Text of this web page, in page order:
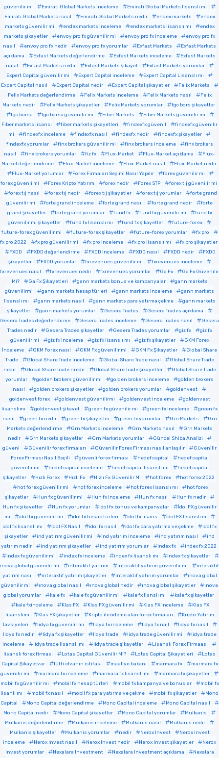
güvenilir mi Emirati Global Markets inceleme
Emirati Global Markets lisanslı mı
Emirati Global Markets nasıl
Emirati Global Markets nedir endex markets
endex
markets güvenilir mi
endex markets inceleme endex markets lisanslı mı
endex
markets şikayetler
envoy pro fx güvenilir mi envoy pro fx inceleme
envoy pro fx
nasıl
envoy pro fx nedir envoy pro fx yorumlar Exfast Markets
Exfast Markets
açıklama
Exfast Markets değerlendirme Exfast Markets inceleme
Exfast Markets
nasıl
Exfast Markets nedir Exfast Markets şikayet
Exfast Markets yorumlar
Expert Capital güvenilir mi
Expert Capital inceleme
Expert Capital Lisanslı mı
Expert Capital nasıl
Expert Capital nedir Expert Capital şikayetler
Felix Markets
Felix Markets değerlendirme
Felix Markets inceleme Felix Markets nasıl
Felix
Markets nedir
Felix Markets şikayetler Felix Markets yorumlar
fgc bors şikayetler
fgc borsa
fgc borsa güvenilir mi Fiber Markets
Fiber Markets güvenilir mi
Fiber markets lisansı
fiber markets şikayetleri findexfx güvenil
findexfx güvenilir
mi
findexfx inceleme findexfx nasıl findexfx nedir
findexfx şikayetler
findexfx yorumlar
finx brokers güvenilir mi finx brokers inceleme
finx brokers
nasıl
finx brokers yorumlar fiz fx Flux-Market Flux-Market açıklama
Flux-
Market değerlendirme
Flux-Market inceleme Flux-Market nasıl
Flux-Market nedir
Flux-Market yorumlar
Forex Firmaları Seçimi Nasıl Yapılır
forex güvenilir mi
forex güvenli mi
Forex Kripto Yatırım forex nedir Forex STP
forex tıj güvenilir mi
forex tıj nasıl
forex tıj nedir forex tıj şikayetler forex tıj yorumlar
forte grand
güvenilir mi
forte grand inceleme forte grand nasıl forte grand nedir
forte
grand şikayetler
forte grand yorumlar fund fx fund fx güvenilir mi
fund fx
güvenilir mi şikayetler
fund fx lisanslı mı fund fx şikayetler
future-forex
future-forex güvenilir mi
future-forex şikayetler future-forex yorumlar
fx pro
fx pro 2022
fx pro güvenilir mi fx pro inceleme fx pro lisanslı mı
fx pro şikayetler
FXDD
FXDD değerlendirme FXDD inceleme FXDD nasıl FXDD nedir
FXDD
şikayetler
FXDD yorumlar fxrevenues güvenilir mi
fxrevenues inceleme
fxrevenues nasıl
fxrevenues nedir fxrevenues yorumlar Ga Fx
Ga Fx Güvenilir
Mi?
Ga Fx Şikayetleri gann markets bonus ve kampanyalar
gann markets
güvenilirmi
gann markets hesap türleri gann markets inceleme
gann markets
lisanslı mı
gann markets nasıl gann markets para yatırma çekme
gann markets
şikayetler
gann markets yorumlar Gesera Trades
Gesera Trades açıklama
Gesera Trades değerlendirme
Gesera Trades inceleme Gesera Trades nasıl
Gesera
Trades nedir
Gesera Trades şikayetler Gesera Trades yorumlar giz fx
giz fx
güvenilir mi
giz fx inceleme giz fx lisanslı mı giz fx şikayetler
GKM Forex
İnceleme
GKM Forex nasıl GKM Fx güvenilir mi GKM Fx Şikayetler
Global Share
Trade
Global Share Trade inceleme Global Share Trade nasıl
Global Share Trade
nedir
Global Share Trade nredir Global Share Trade şikayetler
Global Share Trade
yorumlar
golden brokers güvenilir mi golden brokers inceleme
golden brokers
nasıl
golden brokers şikayetler golden brokers yorumlar
goldenvest
goldenvest forex
goldenvest güvenilirmi goldenvest inceleme
goldenvest
lisanslımı
goldenvest şikayet green fx güvenilir mi green fx inceleme
green fx
nasıl
green fx nedir green fx şikayetler green fx yorumlar Grn Markets
Grn
Markets değerlendirme
Grn Markets inceleme Grn Markets nasıl
Grn Markets
nedir
Grn Markets şikayetler Grn Markets yorumlar
Güncel Shiba Analizi
güveni
Güvenilir forex firmaları Güvenilir Forex Firması nasıl anlaşılır
Güvenilir
Forex Firması Nasıl Seçili
güvenli forex firması hedef capital
hedef capital
güvenilir mi
hedef capital inceleme hedef capital lisanslı mı
hedef capital
şikayetler
Hızlı Forex Hızlı Fx Hızlı Fx Güvenilir Mi hot forex
hot forex 2022
hot forex güvenilir mi
hot forex inceleme hot forex lisanslı mı
hot forex
şikayetler
Hun fx güvenilir mi Hun fx inceleme Hun fx nasıl
Hun fx nedir
Hun fx şikayetler
Hun fx yorumlar idol fx bonus ve kampanyalar
İdol FX güvenilir
mi
idol fx güvenilir mi idol fx hesap türleri idol fx lisans
İdol FX lisanslı m
idol fx lisanslı mı
İdol FX Nasıl idol fx nasıl idol fx para yatırma ve çekme
idol fx
şikayetler
ind yatırım güvenilir mi ind yatırım inceleme ind yatırım nasıl
ind
yatırım nedir
ind yatırım şikayetler ind yatırım yorumlar index fx
index fx 2022
index fx güvenilir mi
index fx inceleme index fx lisanslı mı
index fx şikayetler
inova global güvenilir mi
interaktif yatırım interaktif yatırım güvenilir mi
interaktif
yatırım nasıl
interaktif yatırım şikayetler interaktif yatırım yorumlar
ınova global
güvenilir mi
ınova global nasıl ınova global nedir ınova global şikayetler
ınova
global yorumlar
kale fx kale fx güvenilir mi kale fx lisnslı mı
kale fx şikayetler
kale fxinceleme
Klas FX Klas FX güvenilir mi Klas FX inceleme
Klas FX
lisanslımı
Klas FX şikayetler Kripto ile ödeme alan forex firmaları
Kripto Yatırım
Tavsiyeleri
lidya fx güvenilir mi lidya fx inceleme lidya fx naıl
lidya fx nasıl
lidya fx nedir
lidya fx şikayetler lidya trade lidya trade güvenilir mi
lidya trade
inceleme
lidya trade lisanslı mı lidya trade şikayetler
Lisanslı Forex Firmaası
lisanslı forex firması
Lotas Capital Güvenilir Mi? Lotas Capital Şikayetleri
Lotas
Capital Şikayetvar
lütfi elvanın istifası maaliye bakanı marmara fx
marmara fx
güvenilir mi
marmara fx inceleme marmara fx lisanslı mı
marmara fx şikayetler
mobil fx güvenilir mi
mobil fx hesap türleri mobil fx kampanya ve bonuslar
mobil fx
lisanlı mı
mobil fx nasıl mobil fx para yatırma ve çekme mobil fx şikayetler
Mono
Capital
Mono Capital değerlendirme Mono Capital inceleme
Mono Capital nasıl
Mono Capital nedir
Mono Capital şikayetler Mono Capital yorumlar
Mulkanis
Mulkanis değerlendirme
Mulkanis inceleme Mulkanis nasıl
Mulkanis nedir
Mulkanis şikayetler
Mulkanis yorumlar nedir Nerox Invest
Nerox Invest
inceleme
Nerox Invest nasıl Nerox Invest nedir Nerox Invest şikayetler
Nerox
Invest yorumlar
Nexalara Investment Nexalara Investment açıklama
Nexalara